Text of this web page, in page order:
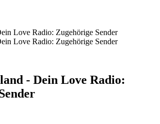
Love Radio: Zugehörige Sender
Love Radio: Zugehörige Sender
- Dein Love Radio: